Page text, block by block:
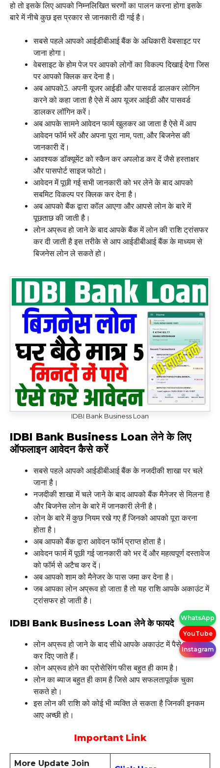
हो तो इसके लिए आपको निम्नलिखित चरणों का पालन करना होगा इसके
बारे में नीचे कुछ इस प्रकार से जानकारी दी गई है।
सबसे पहले आपको आईडीबीआई बैंक के अधिकारी वेबसाइट पर
जाना होगा।
वेबसाइट के होम पेज पर आपको लोगों का विकल्प दिखाई देगा जिस
पर आपको क्लिक कर देना है।
अब आपको3. अपनी यूजर आईडी और पासवर्ड डालकर लोगिन
करने को कहा जाता है ऐसे में आप यूजर आईडी और पासवर्ड
डालकर लॉगिन करें।
अब आपके सामने आवेदन फार्म खुलकर आ जाता है ऐसे में आप
आवेदन फॉर्म भरें और अपना पूरा नाम, पता, और बिजनेस की
जानकारी दें।
आवश्यक डॉक्यूमेंट को स्कैन कर अपलोड कर दें जैसे हस्ताक्षर
और पासपोर्ट साइज फोटो।
आवेदन में पूछी गई सभी जानकारी को भर लेने के बाद आपको
सबमिट विकल्प पर क्लिक कर देना है।
अब आपको बैंक द्वारा कॉल आएगा और आपसे लोन के बारे में
पूछताछ की जाती है।
लोन अप्रूव हो जाने के बाद आपके बैंक में लोन की राशि ट्रांसफर
कर दी जाती है इस तरीके से आप आईडीबीआई बैंक के माध्यम से
बिजनेस लोन ले सकते हो।
IDBI Bank Business Loan
IDBI Bank Business Loan लेने के लिए
ऑफलाइन आवेदन कैसे करें
सबसे पहले आपको आईडीबीआई बैंक के नजदीकी शाखा पर चले
जाना है।
नजदीकी शाखा में चले जाने के बाद आपको बैंक मैनेजर से मिलना है
और बिजनेस लोन के बारे में जानकारी लेनी है।
लोन के बारे में कुछ नियम रखे गए हैं जिनको आपको पूरा करना
होता है।
अब आपको बैंक द्वारा आवेदन फॉर्म प्राप्त होता है।
आवेदन फार्म में पूछी गई जानकारी को भर दें और महत्वपूर्ण दस्तावेज
को फॉर्म से अटैच कर दें।
अब आपको शाम को मैनेजर के पास जमा कर देना है।
जब आपका लोन अप्रूव हो जाता है तो यह राशि आपके अकाउंट में
ट्रांसफर हो जाती है।
IDBI Bank Business Loan लेने के फायदे
लोन अप्रूव हो जाने के बाद सीधे आपके अकाउंट में पैसे ट्रांसफर
कर दिए जाते हैं।
लोन अप्रूव होने का प्रोसेसिंग फीस बहुत ही काम है।
लोन का ब्याज बहुत ही काम है जिसे आप सफलतापूर्वक चुका
सकते हो।
इस लोन की राशि को कोई भी व्यक्ति ले सकता है जिनकी इनकम
आए अच्छी हो।
Important Link
More Update Join
WhatsApp
YouTube
Instagram